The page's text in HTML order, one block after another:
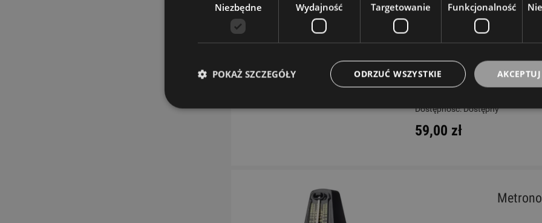
ostatnie sztuki
Wysyłkowy:
W rezerwacji: 0
Dostępność:Dostępny
59,00 zł
Niezbędne Wydajność Targetowanie Funkcjonalność
ODRZUĆ WSZYSTKIE
POKAŻ SZCZEGÓŁY